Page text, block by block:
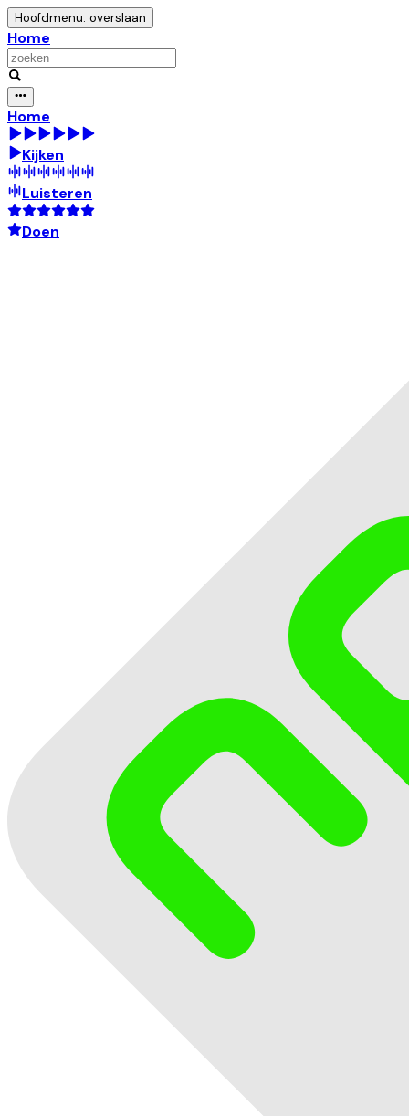
Hoofdmenu: overslaan
Home
Home
Kijken
Luisteren
Doen